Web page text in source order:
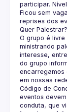
participar.
Ficou sem
reprises dos
Quer Palestrar?
O grupo é
ministrando
interesse,
do grupo
encarregamos
em nossas
Código de
eventos
conduta, que